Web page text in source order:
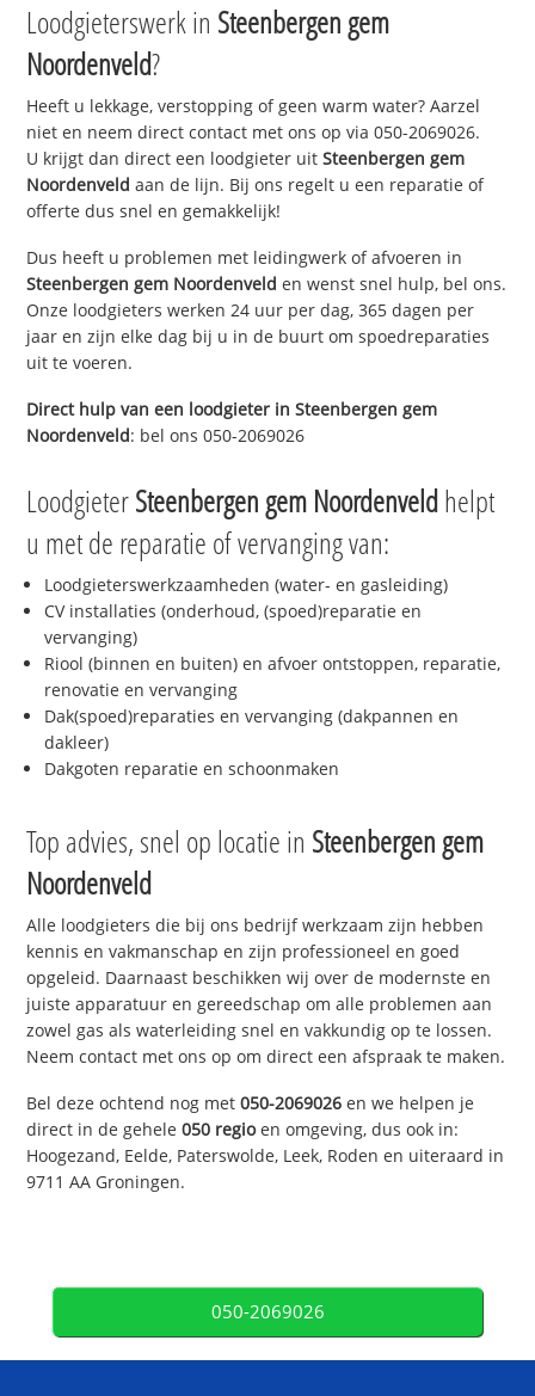
Loodgieterswerk in Steenbergen gem
Noordenveld?
Heeft u lekkage, verstopping of geen warm water? Aarzel
niet en neem direct contact met ons op via 050-2069026.
U krijgt dan direct een loodgieter uitSteenbergen gem
Noordenveld aan de lijn. Bij ons regelt u een reparatie of
offerte dus snel en gemakkelijk!
Dus heeft u problemen met leidingwerk of afvoeren in
Steenbergen gem Noordenveld en wenst snel hulp, bel ons.
Onze loodgieters werken 24 uur per dag, 365 dagen per
jaar en zijn elke dag bij u in de buurt om spoedreparaties
uit te voeren.
Direct hulp van een loodgieter inSteenbergen gem
Noordenveld: bel ons 050-2069026
LoodgieterSteenbergen gem Noordenveldhelpt
u met de reparatie of vervanging van:
Loodgieterswerkzaamheden (water- en gasleiding)
CV installaties (onderhoud, (spoed)reparatie en
vervanging)
Riool (binnen en buiten) en afvoer ontstoppen, reparatie,
renovatie en vervanging
Dak(spoed)reparaties en vervanging (dakpannen en
dakleer)
Dakgoten reparatie en schoonmaken
Top advies, snel op locatie in Steenbergen gem
Noordenveld
Alle loodgieters die bij ons bedrijf werkzaam zijn hebben
kennis en vakmanschap en zijn professioneel en goed
opgeleid. Daarnaast beschikken wij over de modernste en
juiste apparatuur en gereedschap om alle problemen aan
zowel gas als waterleiding snel en vakkundig op te lossen.
Neem contact met ons op om direct een afspraak te maken.
Bel deze ochtend nog met050-2069026 en we helpen je
direct in de gehele050 regioen omgeving, dus ook in:
Hoogezand, Eelde, Paterswolde, Leek, Roden en uiteraard in
9711 AA Groningen.
050-2069026